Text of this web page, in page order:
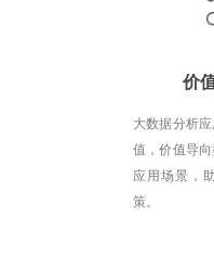
价
大数据分析
值，价值导
应用场景，
策。